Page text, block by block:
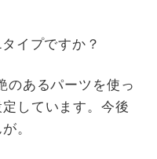
タイプですか？
のあるパーツを使っ
しています。今後
。